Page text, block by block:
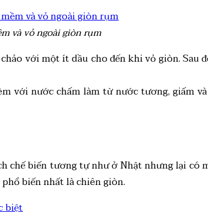
và vỏ ngoài giòn rụm
với một ít dầu cho đến khi vỏ giòn.
với nước chấm làm từ nước tương, giấm
chế biến tương tự như ở Nhật nhưng lại
biến nhất là chiên giòn.